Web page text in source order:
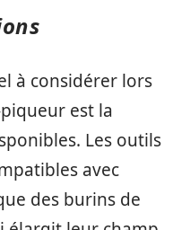
à considérer lors
piqueur est la
Les outils
avec
des burins de